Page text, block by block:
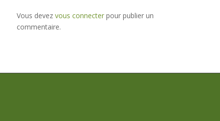
Vous devez vous connecterpour publier un
commentaire.